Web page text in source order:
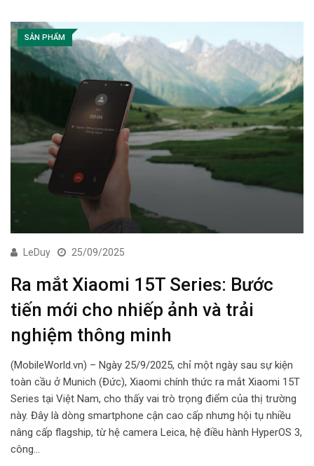
SẢN PHẨM
LeDuy 25/09/2025
Ra mắt Xiaomi 15T Series: Bước
tiến mới cho nhiếp ảnh và trải
nghiệm thông minh
(MobileWorld.vn) – Ngày 25/9/2025, chỉ một ngày sau sự kiện
toàn cầu ở Munich (Đức), Xiaomi chính thức ra mắt Xiaomi 15T
Series tại Việt Nam, cho thấy vai trò trọng điểm của thị trường
này. Đây là dòng smartphone cận cao cấp nhưng hội tụ nhiều
nâng cấp flagship, từ hệ camera Leica, hệ điều hành HyperOS 3,
công…